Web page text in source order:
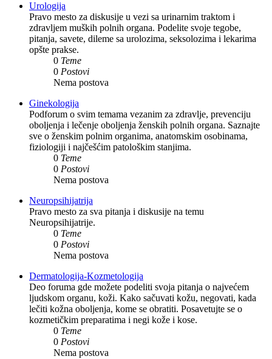
Urologija
Pravo mesto za diskusije u vezi sa urinarnim traktom i
zdravljem muških polnih organa. Podelite svoje tegobe,
pitanja, savete, dileme sa urolozima, seksolozima i lekarima
opšte prakse.
0 Teme
0 Postovi
Nema postova
Ginekologija
Podforum o svim temama vezanim za zdravlje, prevenciju
oboljenja i lečenje oboljenja ženskih polnih organa. Saznajte
sve o ženskim polnim organima, anatomskim osobinama,
fiziologiji i najčešćim patološkim stanjima.
0 Teme
0 Postovi
Nema postova
Neuropsihijatrija
Pravo mesto za sva pitanja i diskusije na temu
Neuropsihijatrije.
0 Teme
0 Postovi
Nema postova
Dermatologija-Kozmetologija
Deo foruma gde možete podeliti svoja pitanja o najvećem
ljudskom organu, koži. Kako sačuvati kožu, negovati, kada
lečiti kožna oboljenja, kome se obratiti. Posavetujte se o
kozmetičkim preparatima i negi kože i kose.
0 Teme
0 Postovi
Nema postova